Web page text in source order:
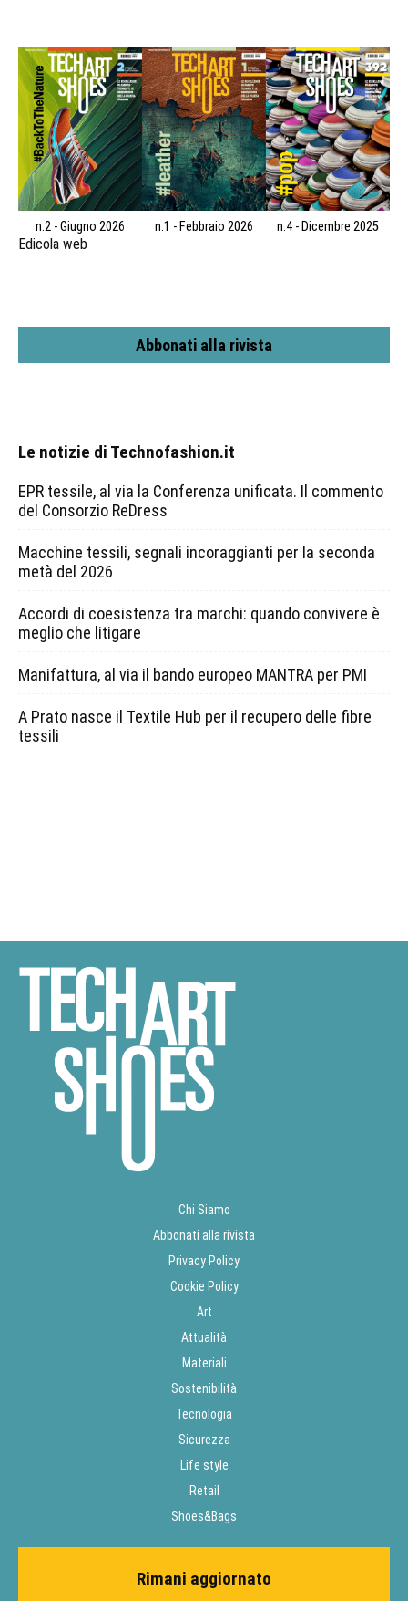
n.2 - Giugno 2026 n.1 - Febbraio 2026 n.4 - Dicembre 2025
Edicola web
Abbonati alla rivista
Le notizie di Technofashion.it
EPR tessile, al via la Conferenza unificata. Il commento
del Consorzio ReDress
Macchine tessili, segnali incoraggianti per la seconda
metà del 2026
Accordi di coesistenza tra marchi: quando convivere è
meglio che litigare
Manifattura, al via il bando europeo MANTRA per PMI
A Prato nasce il Textile Hub per il recupero delle fibre
tessili
Chi Siamo
Abbonati alla rivista
Privacy Policy
Cookie Policy
Art
Attualità
Materiali
Sostenibilità
Tecnologia
Sicurezza
Life style
Retail
Shoes&Bags
Rimani aggiornato